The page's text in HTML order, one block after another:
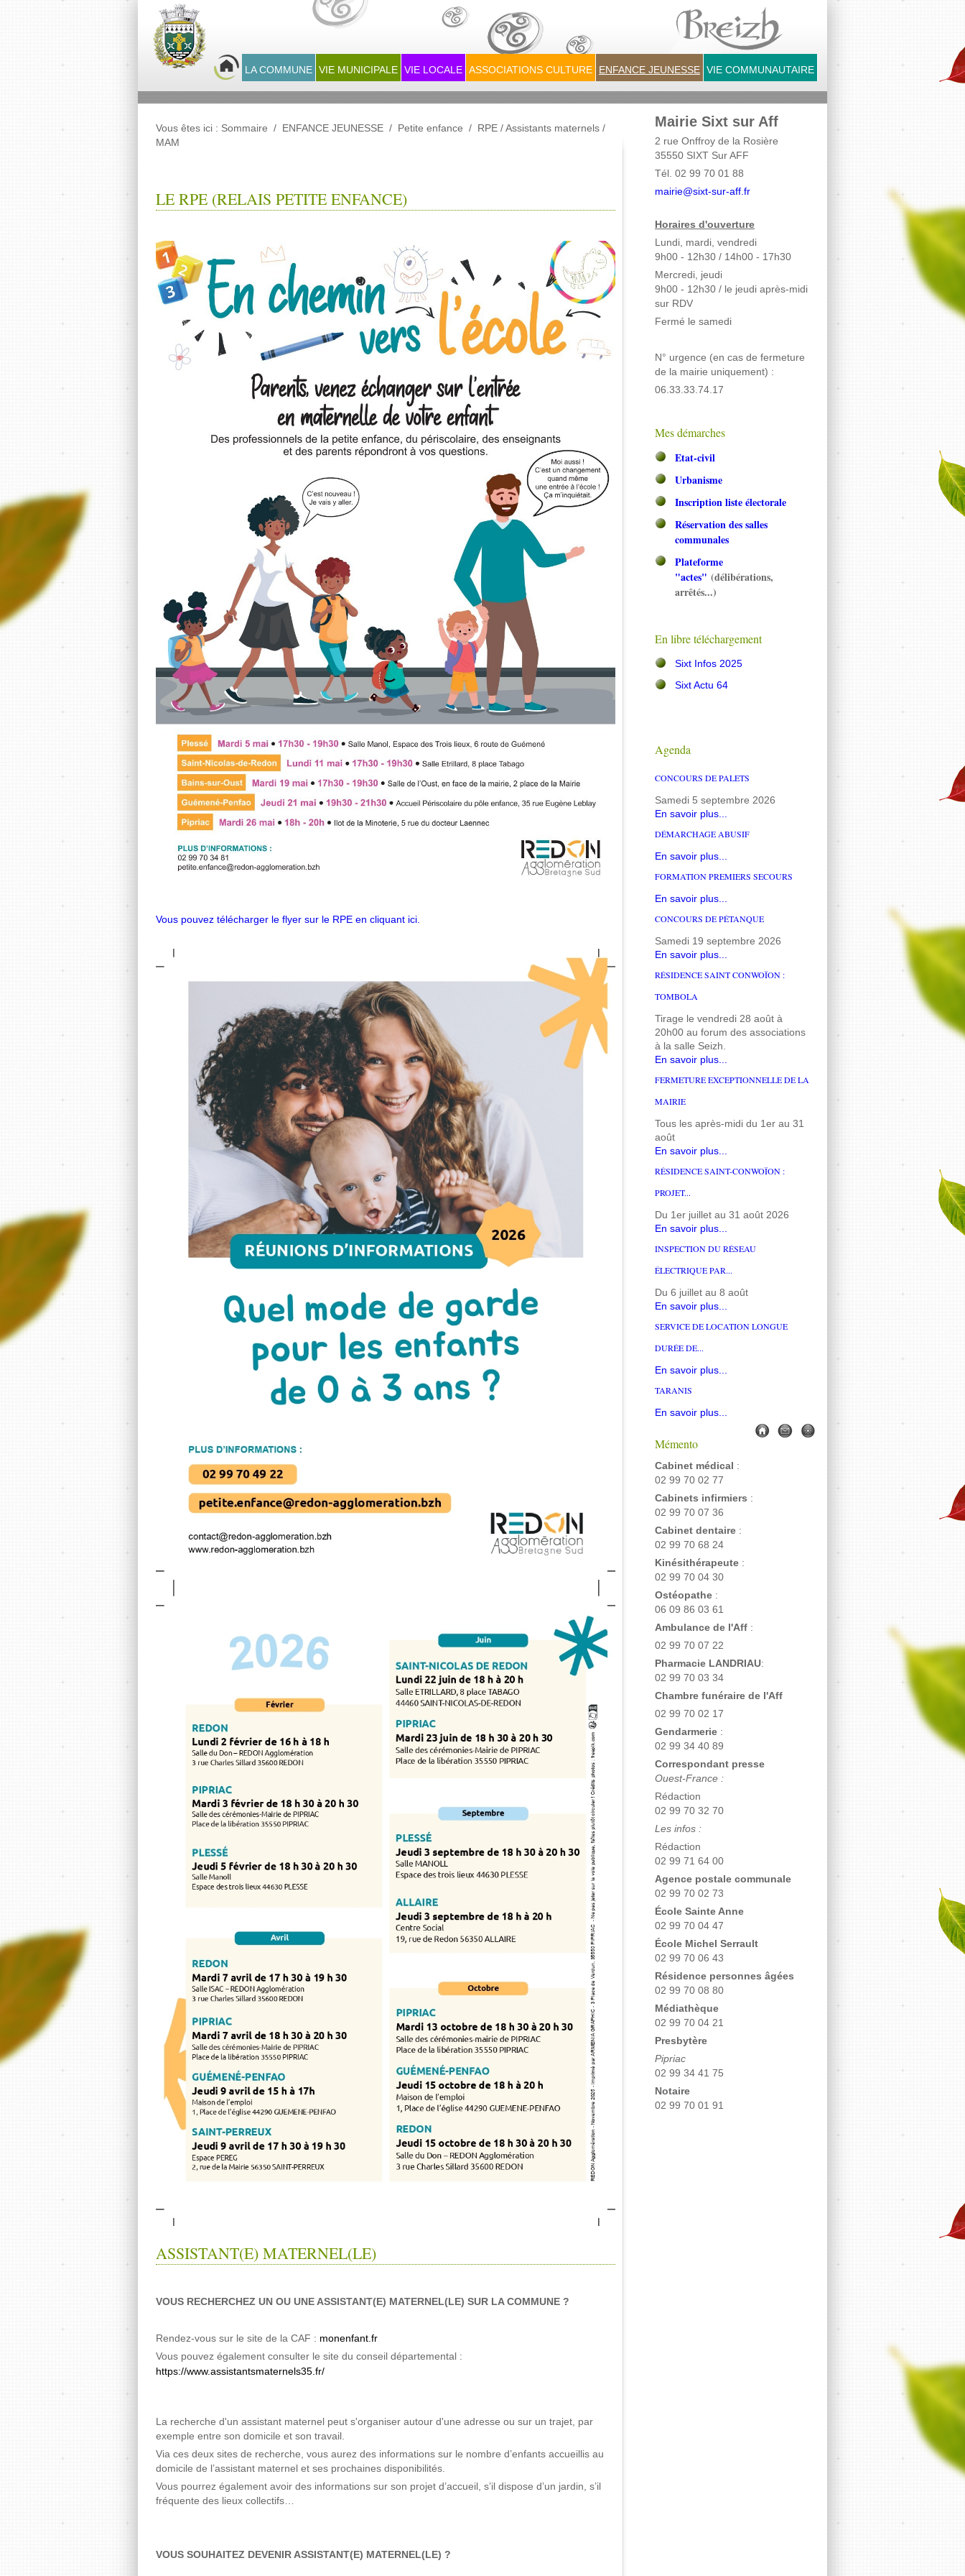
LA COMMUNE VIE MUNICIPALE VIE LOCALE ASSOCIATIONS CULTURE ENFANCE JEUNESSE VIE COMMUNAUTAIRE
Vous êtes ici : Sommaire / ENFANCE JEUNESSE / Petite enfance /
RPE / Assistants maternels /
MAM
LE RPE (RELAIS PETITE ENFANCE)
Vous pouvez télécharger le flyer sur le RPE en cliquant ici.
ASSISTANT(E) MATERNEL(LE)
VOUS RECHERCHEZ UN OU UNE ASSISTANT(E) MATERNEL(LE) SUR LA COMMUNE ?
Rendez-vous sur le site de la CAF : monenfant.fr
Vous pouvez également consulter le site du conseil départemental :
https://www.assistantsmaternels35.fr/
La recherche d'un assistant maternel peut s'organiser autour d'une adresse ou sur un trajet, par
exemple entre son domicile et son travail.
Via ces deux sites de recherche, vous aurez des informations sur le nombre d’enfants accueillis au
domicile de l’assistant maternel et ses prochaines disponibilités.
Vous pourrez également avoir des informations sur son projet d’accueil, s’il dispose d’un jardin, s’il
fréquente des lieux collectifs…
VOUS SOUHAITEZ DEVENIR ASSISTANT(E) MATERNEL(LE) ?
Mairie Sixt sur Aff
2 rue Onffroy de la Rosière
35550 SIXT Sur AFF
Tél. 02 99 70 01 88
mairie@sixt-sur-aff.fr
Horaires d'ouverture
Lundi, mardi, vendredi
9h00 - 12h30 / 14h00 - 17h30
Mercredi, jeudi
9h00 - 12h30 / le jeudi après-midi
sur RDV
Fermé le samedi
N° urgence (en cas de fermeture
de la mairie uniquement) :
06.33.33.74.17
Mes démarches
Etat-civil
Urbanisme
Inscription liste électorale
Réservation des salles
communales
Plateforme
"actes" (délibérations,
arrêtés...)
En libre téléchargement
Sixt Infos 2025
Sixt Actu 64
Agenda
CONCOURS DE PALETS
Samedi 5 septembre 2026
En savoir plus...
DÉMARCHAGE ABUSIF
En savoir plus...
FORMATION PREMIERS SECOURS
En savoir plus...
CONCOURS DE PÉTANQUE
Samedi 19 septembre 2026
En savoir plus...
RÉSIDENCE SAINT CONWOÏON :
TOMBOLA
Tirage le vendredi 28 août à
20h00 au forum des associations
à la salle Seizh.
En savoir plus...
FERMETURE EXCEPTIONNELLE DE LA
MAIRIE
Tous les après-midi du 1er au 31
août
En savoir plus...
RÉSIDENCE SAINT-CONWOÏON :
PROJET...
Du 1er juillet au 31 août 2026
En savoir plus...
INSPECTION DU RÉSEAU
ÉLECTRIQUE PAR...
Du 6 juillet au 8 août
En savoir plus...
SERVICE DE LOCATION LONGUE
DURÉE DE...
En savoir plus...
TARANIS
En savoir plus...
Mémento
Cabinet médical :
02 99 70 02 77
Cabinets infirmiers :
02 99 70 07 36
Cabinet dentaire :
02 99 70 68 24
Kinésithérapeute :
02 99 70 04 30
Ostéopathe :
06 09 86 03 61
Ambulance de l'Aff :
02 99 70 07 22
Pharmacie LANDRIAU:
02 99 70 03 34
Chambre funéraire de l'Aff
02 99 70 02 17
Gendarmerie :
02 99 34 40 89
Correspondant presse
Ouest-France :
Rédaction
02 99 70 32 70
Les infos :
Rédaction
02 99 71 64 00
Agence postale communale
02 99 70 02 73
École Sainte Anne
02 99 70 04 47
École Michel Serrault
02 99 70 06 43
Résidence personnes âgées
02 99 70 08 80
Médiathèque
02 99 70 04 21
Presbytère
Pipriac
02 99 34 41 75
Notaire
02 99 70 01 91